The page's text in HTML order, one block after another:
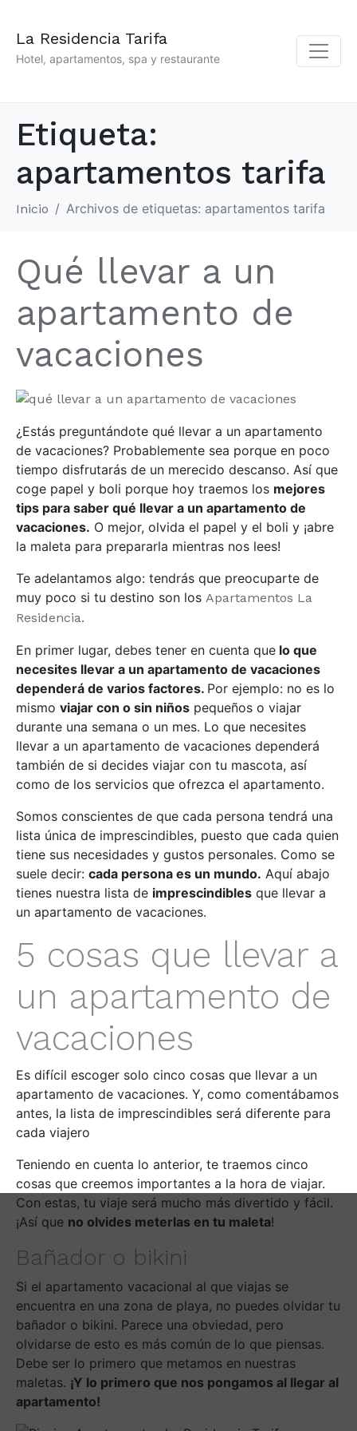
La Residencia Tarifa
Hotel, apartamentos, spa y restaurante
Etiqueta:
apartamentos tarifa
Inicio Archivos de etiquetas: apartamentos tarifa
Qué llevar a un
apartamento de
vacaciones
¿Estás preguntándote qué llevar a un apartamento
de vacaciones? Probablemente sea porque en poco
tiempo disfrutarás de un merecido descanso. Así que
coge papel y boli porque hoy traemos los mejores
tips para saber qué llevar a un apartamento de
vacaciones. O mejor, olvida el papel y el boli y ¡abre
la maleta para prepararla mientras nos lees!
Te adelantamos algo: tendrás que preocuparte de
muy poco si tu destino son los Apartamentos La
Residencia.
En primer lugar, debes tener en cuenta que lo que
necesites llevar a un apartamento de vacaciones
dependerá de varios factores. Por ejemplo: no es lo
mismo viajar con o sin niños pequeños o viajar
durante una semana o un mes. Lo que necesites
llevar a un apartamento de vacaciones dependerá
también de si decides viajar con tu mascota, así
como de los servicios que ofrezca el apartamento.
Somos conscientes de que cada persona tendrá una
lista única de imprescindibles, puesto que cada quien
tiene sus necesidades y gustos personales. Como se
suele decir: cada persona es un mundo. Aquí abajo
tienes nuestra lista de imprescindibles que llevar a
un apartamento de vacaciones.
5 cosas que llevar a
un apartamento de
vacaciones
Es difícil escoger solo cinco cosas que llevar a un
apartamento de vacaciones. Y, como comentábamos
antes, la lista de imprescindibles será diferente para
cada viajero
Teniendo en cuenta lo anterior, te traemos cinco
cosas que creemos importantes a la hora de viajar.
Con estas, tu viaje será mucho más divertido y fácil.
¡Así que no olvides meterlas en tu maleta!
Bañador o bikini
Si el apartamento vacacional al que viajas se
encuentra en una zona de playa, no puedes olvidar tu
bañador o bikini. Parece una obviedad, pero
olvidarse de esto es más común de lo que piensas.
Debe ser lo primero que metamos en nuestras
maletas. ¡Y lo primero que nos pongamos al llegar al
apartamento!